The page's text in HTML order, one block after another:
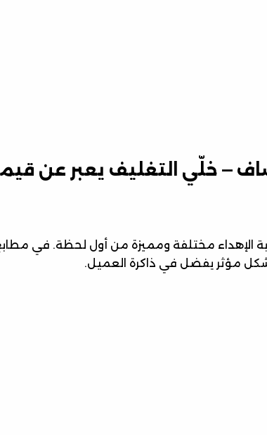
— خلّي التغليف يعبر عن
الإهداء مختلفة ومميزة من أول لحظة. في
مؤثر يفضل في ذاكرة العميل.